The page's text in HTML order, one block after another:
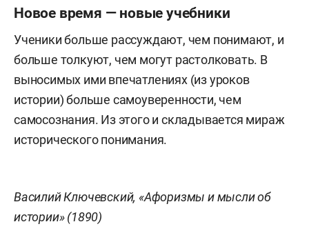
Новое время — новые учебники
Ученики больше рассуждают, чем понимают, и
больше толкуют, чем могут растолковать. В
выносимых ими впечатлениях (из уроков
истории) больше самоуверенности, чем
самосознания. Из этого и складывается мираж
исторического понимания.
Василий Ключевский, «Афоризмы и мысли об
истории» (1890)